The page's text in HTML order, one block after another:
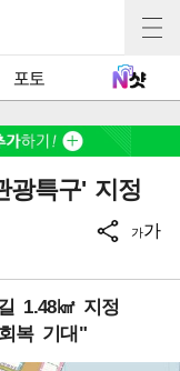
포토
광특구' 지정
가가
1.48㎢ 지정
복 기대"